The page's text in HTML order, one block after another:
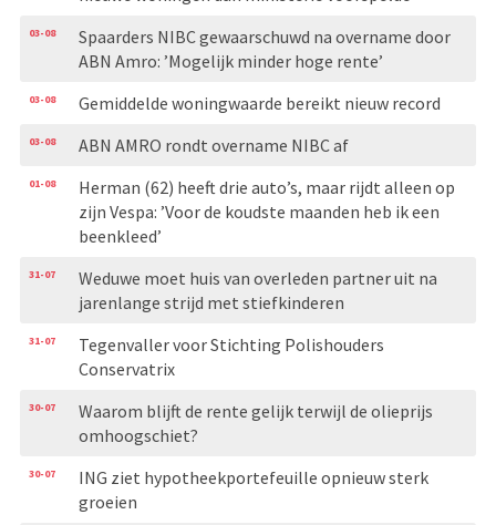
03-08
Spaarders NIBC gewaarschuwd na overname door
ABN Amro: ’Mogelijk minder hoge rente’
03-08 Gemiddelde woningwaarde bereikt nieuw record
03-08 ABN AMRO rondt overname NIBC af
01-08
Herman (62) heeft drie auto’s, maar rijdt alleen op
zijn Vespa: ’Voor de koudste maanden heb ik een
beenkleed’
31-07
Weduwe moet huis van overleden partner uit na
jarenlange strijd met stiefkinderen
31-07
Tegenvaller voor Stichting Polishouders
Conservatrix
30-07
Waarom blijft de rente gelijk terwijl de olieprijs
omhoogschiet?
30-07
ING ziet hypotheekportefeuille opnieuw sterk
groeien